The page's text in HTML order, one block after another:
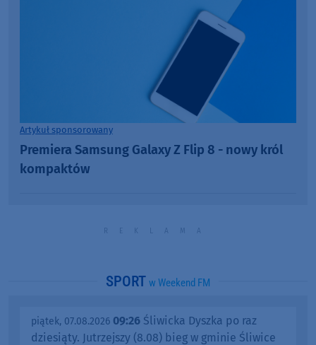
Artykuł sponsorowany
Premiera Samsung Galaxy Z Flip 8 - nowy król
kompaktów
SPORT w Weekend FM
piątek, 07.08.2026 09:26 Śliwicka Dyszka po raz
dziesiąty. Jutrzejszy (8.08) bieg w gminie Śliwice